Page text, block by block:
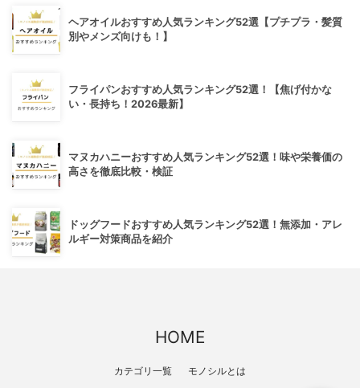
ヘアオイルおすすめ人気ランキング52選【プチプラ・髪質
別やメンズ向けも！】
フライパンおすすめ人気ランキング52選！【焦げ付かな
い・長持ち！2026最新】
マヌカハニーおすすめ人気ランキング52選！味や栄養価の
高さを徹底比較・検証
ドッグフードおすすめ人気ランキング52選！無添加・アレ
ルギー対策商品を紹介
HOME
カテゴリ一覧 モノシルとは